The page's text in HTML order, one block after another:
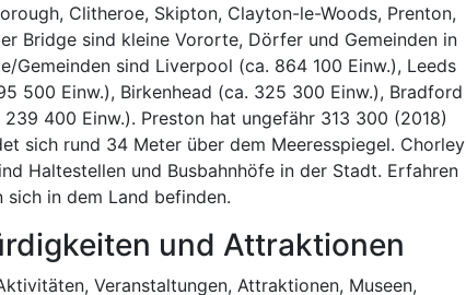
Clitheroe, Skipton, Clayton-le-Woods, Prenton,
Bridge sind kleine Vororte, Dörfer und Gemeinden in
Gemeinden sind Liverpool (ca. 864 100 Einw.), Leeds
500 Einw.), Birkenhead (ca. 325 300 Einw.), Bradford
400 Einw.). Preston hat ungefähr 313 300 (2018)
sich rund 34 Meter über dem Meeresspiegel. Chorley
Haltestellen und Busbahnhöfe in der Stadt. Erfahren
sich in dem Land befinden.
und Attraktionen
Veranstaltungen, Attraktionen, Museen,